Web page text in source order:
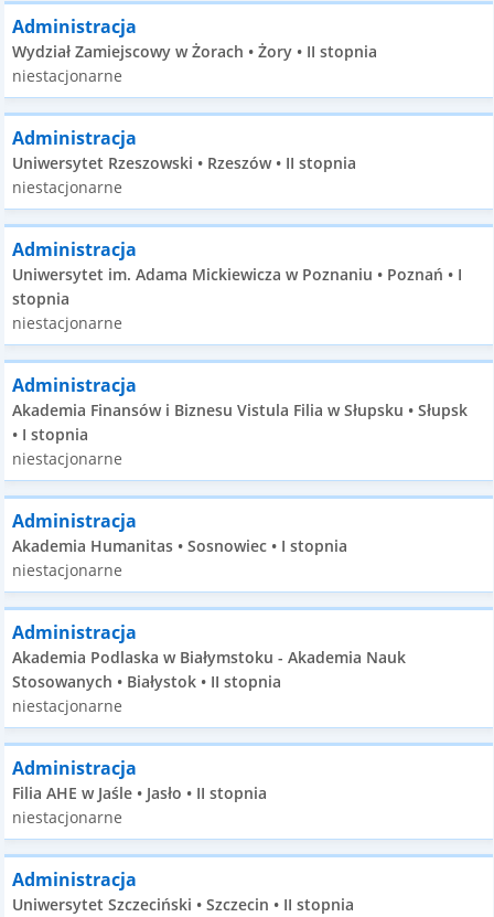
Administracja
Wydział Zamiejscowy w Żorach • Żory • II stopnia
niestacjonarne
Administracja
Uniwersytet Rzeszowski • Rzeszów • II stopnia
niestacjonarne
Administracja
Uniwersytet im. Adama Mickiewicza w Poznaniu • Poznań • I
stopnia
niestacjonarne
Administracja
Akademia Finansów i Biznesu Vistula Filia w Słupsku • Słupsk
• I stopnia
niestacjonarne
Administracja
Akademia Humanitas • Sosnowiec • I stopnia
niestacjonarne
Administracja
Akademia Podlaska w Białymstoku - Akademia Nauk
Stosowanych • Białystok • II stopnia
niestacjonarne
Administracja
Filia AHE w Jaśle • Jasło • II stopnia
niestacjonarne
Administracja
Uniwersytet Szczeciński • Szczecin • II stopnia